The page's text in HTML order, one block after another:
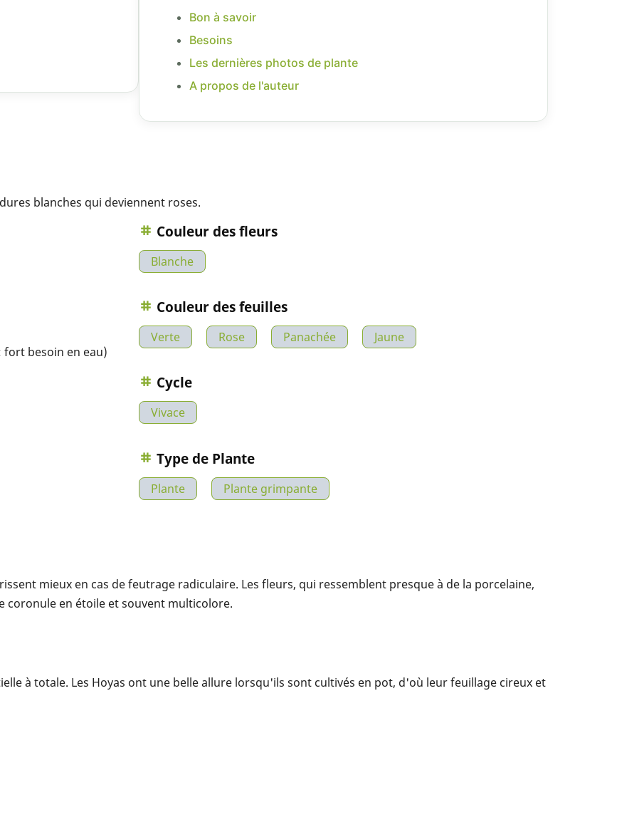
Bon à savoir
Besoins
Les dernières photos de plante
A propos de l'auteur
blanches qui deviennent roses.
fort besoin en eau)
Couleur des fleurs
Blanche
Couleur des feuilles
Verte Rose Panachée Jaune
Cycle
Vivace
Type de Plante
Plante Plante grimpante
mieux en cas de feutrage radiculaire. Les fleurs, qui ressemblent presque à de la porcelaine,
coronule en étoile et souvent multicolore.
à totale. Les Hoyas ont une belle allure lorsqu'ils sont cultivés en pot, d'où leur feuillage cireux et